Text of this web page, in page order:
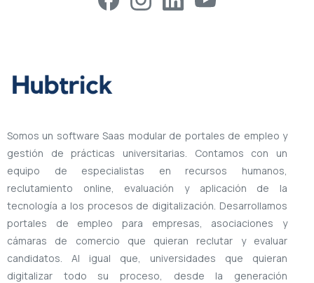
Somos un software Saas modular de portales de empleo y
gestión de prácticas universitarias. Contamos con un
equipo de especialistas en recursos humanos,
reclutamiento online, evaluación y aplicación de la
tecnología a los procesos de digitalización. Desarrollamos
portales de empleo para empresas, asociaciones y
cámaras de comercio que quieran reclutar y evaluar
candidatos. Al igual que, universidades que quieran
digitalizar todo su proceso, desde la generación